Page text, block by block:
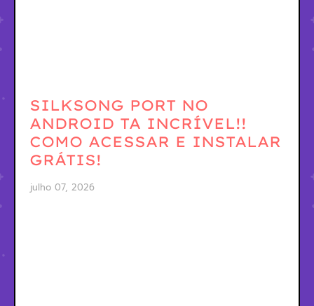
SILKSONG PORT NO
ANDROID TA INCRÍVEL!!
COMO ACESSAR E INSTALAR
GRÁTIS!
julho 07, 2026